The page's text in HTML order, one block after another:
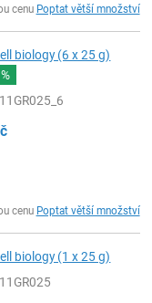
cenu Poptat větší množství
biology (6 x 25 g)
cenu Poptat větší množství
biology (1 x 25 g)